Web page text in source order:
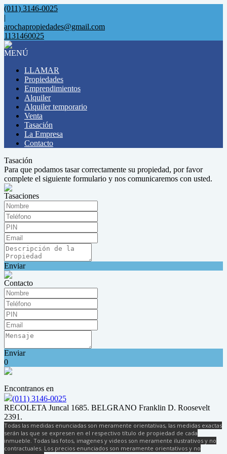
(011) 3146-0025
|
arochapropiedades@gmail.com
1131460025
MENÚ
LLAMAR
Propiedades
Emprendimientos
Alquiler
Alquiler temporario
Venta
Tasación
La Empresa
Contacto
Tasación
Para que podamos tasar correctamente su propiedad, por favor
complete el siguiente formulario y nos comunicaremos con usted.
Tasaciones
Enviar
Contacto
Enviar
0
Encontranos en
(011) 3146-0025
RECOLETA Juncal 1685. BELGRANO Franklin D. Roosevelt
2391.
Todas las medidas enunciadas son meramente orientativas, las medidas exactas
serán las que se expresen en el respectivo título de propiedad de cada
inmueble. Todas las fotos, imagenes y videos son meramente ilustrativos y no
contractuales. Los precios enunciados son meramente orientativos y no